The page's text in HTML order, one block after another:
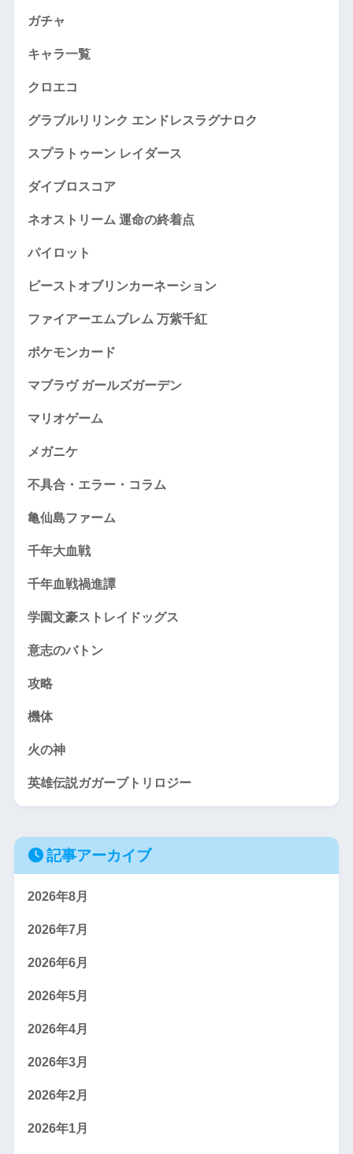
ガチャ
キャラ一覧
クロエコ
グラブルリリンク エンドレスラグナロク
スプラトゥーン レイダース
ダイブロスコア
ネオストリーム 運命の終着点
パイロット
ビーストオブリンカーネーション
ファイアーエムブレム 万紫千紅
ポケモンカード
マブラヴ ガールズガーデン
マリオゲーム
メガニケ
不具合・エラー・コラム
亀仙島ファーム
千年大血戦
千年血戦禍進譚
学園文豪ストレイドッグス
意志のバトン
攻略
機体
火の神
英雄伝説ガガーブトリロジー
記事アーカイブ
2026年8月
2026年7月
2026年6月
2026年5月
2026年4月
2026年3月
2026年2月
2026年1月